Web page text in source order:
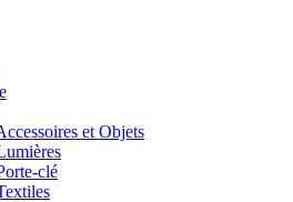
et Objets
clé